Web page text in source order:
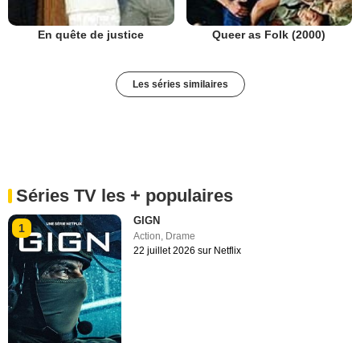
En quête de justice Queer as Folk (2000)
Les séries similaires
Séries TV les + populaires
1
GIGN
Action Drame
22 juillet 2026 sur Netflix